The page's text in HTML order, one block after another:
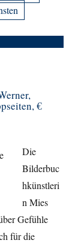
€
Die
Bilderbuc
hkünstleri
n Mies
Gefühle
für die